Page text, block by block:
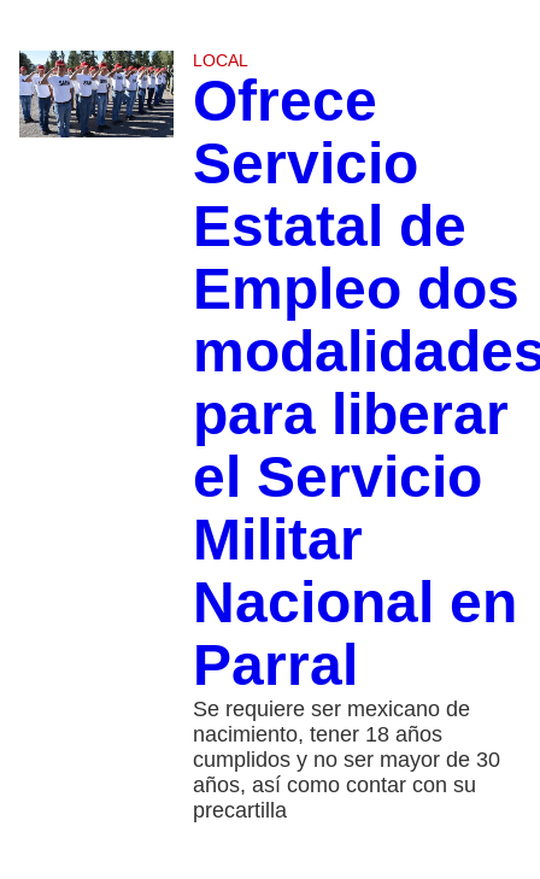
LOCAL
Ofrece
Servicio
Estatal de
Empleo dos
para liberar
el Servicio
Militar
Nacional en
Parral
Se requiere ser mexicano de
nacimiento, tener 18 años
cumplidos y no ser mayor de 30
años, así como contar con su
precartilla